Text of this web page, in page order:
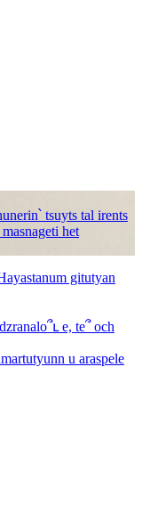
tsuyts tal irents
het
gitutyan
e, te՞ och
u araspele